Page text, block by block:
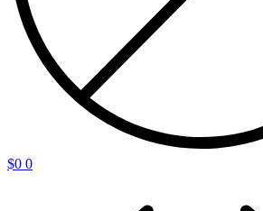
$0 0